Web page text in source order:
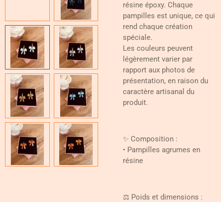
résine époxy. Chaque
pampilles est unique, ce qui
rend chaque création
spéciale.
Les couleurs peuvent
légèrement varier par
rapport aux photos de
présentation, en raison du
caractère artisanal du
produit.
✨ Composition :
• Pampilles agrumes en
résine
⚖️ Poids et dimensions :